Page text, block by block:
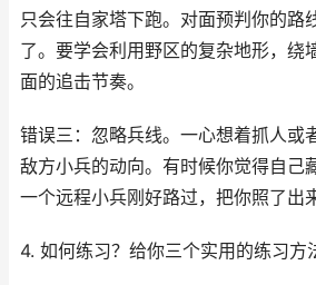
只会往自家塔下跑。对面预判你的路
了。要学会利用野区的复杂地形，绕
面的追击节奏。
错误三：忽略兵线。一心想着抓人或
敌方小兵的动向。有时候你觉得自己
一个远程小兵刚好路过，把你照了出
4. 如何练习？给你三个实用的练习方